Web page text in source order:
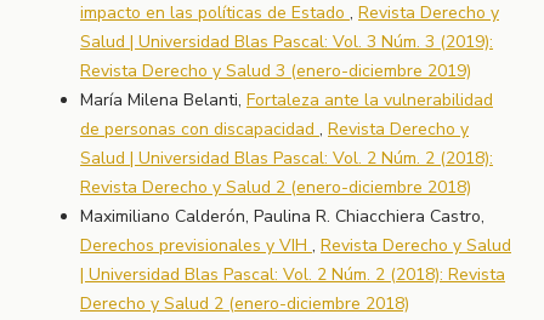
impacto en las políticas de Estado , Revista Derecho y
Salud | Universidad Blas Pascal: Vol. 3 Núm. 3 (2019):
Revista Derecho y Salud 3 (enero-diciembre 2019)
María Milena Belanti, Fortaleza ante la vulnerabilidad
de personas con discapacidad , Revista Derecho y
Salud | Universidad Blas Pascal: Vol. 2 Núm. 2 (2018):
Revista Derecho y Salud 2 (enero-diciembre 2018)
Maximiliano Calderón, Paulina R. Chiacchiera Castro,
Derechos previsionales y VIH , Revista Derecho y Salud
| Universidad Blas Pascal: Vol. 2 Núm. 2 (2018): Revista
Derecho y Salud 2 (enero-diciembre 2018)